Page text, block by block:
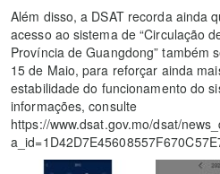
Além disso, a DSAT recorda ainda
acesso ao sistema de “Circulação
Província de Guangdong” também
15 de Maio, para reforçar ainda
estabilidade do funcionamento do
informações, consulte
https://www.dsat.gov.mo/dsat/